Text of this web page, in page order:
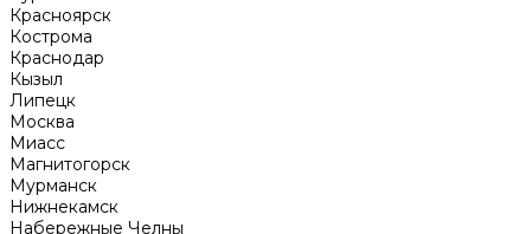
Красноярск
Кострома
Краснодар
Кызыл
Липецк
Москва
Миасс
Магнитогорск
Мурманск
Нижнекамск
Набережные Челны